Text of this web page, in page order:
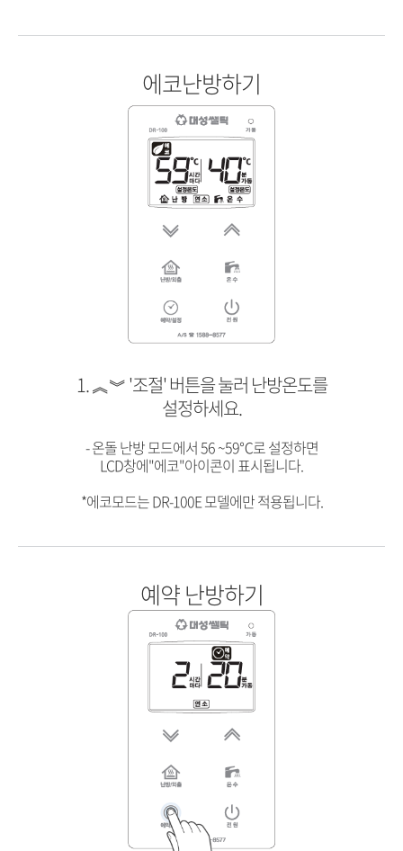
에코난방하기
1. ︽︾ '조절' 버튼을 눌러 난방온도를
설정하세요.
- 온돌 난방 모드에서 56 ~59℃로 설정하면
LCD창에"에코"아이콘이 표시됩니다.
*에코모드는 DR-100E 모델에만 적용됩니다.
예약 난방하기